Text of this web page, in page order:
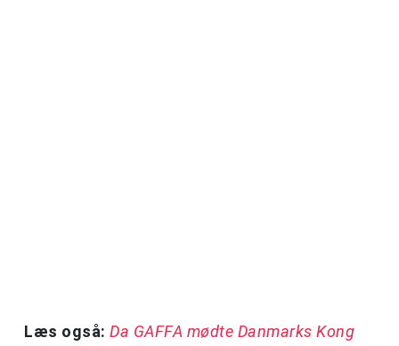
Læs også: Da GAFFA mødte Danmarks Kong